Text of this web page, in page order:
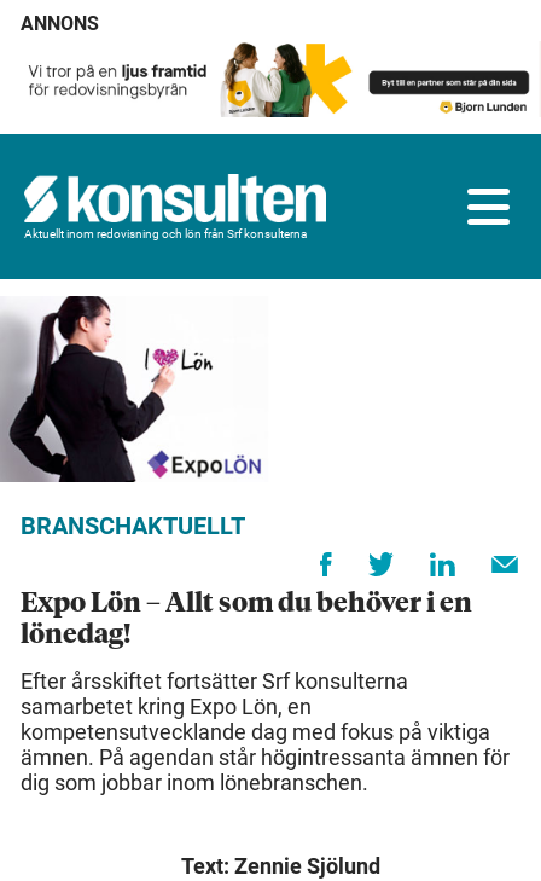
ANNONS
Aktuellt inom redovisning och lön från Srf konsulterna
BRANSCHAKTUELLT
Expo Lön – Allt som du behöver i en
lönedag!
Efter årsskiftet fortsätter Srf konsulterna
samarbetet kring Expo Lön, en
kompetensutvecklande dag med fokus på viktiga
ämnen. På agendan står högintressanta ämnen för
dig som jobbar inom lönebranschen.
Text: Zennie Sjölund